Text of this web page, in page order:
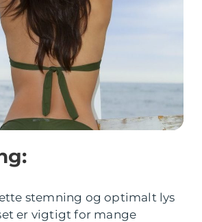
stemning og optimalt lys
er vigtigt for mange